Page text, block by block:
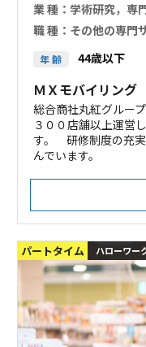
業 種： 学術研究，専
職 種： その他の専門
年 齢 44歳以下
ＭＸモバイリン
総合商社丸紅グルー
３００店舗以上運営
す。 研修制度の充
んでいます。
パートタイム ハローワー